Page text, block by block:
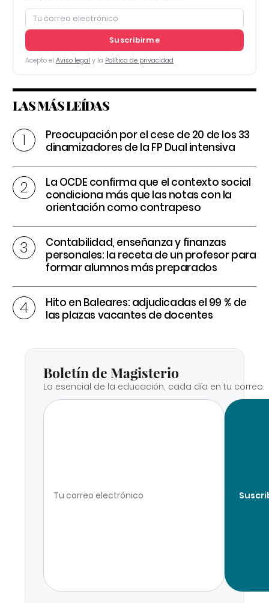
Suscribirme
Acepto el Aviso legal y la Política de privacidad
LAS MÁS LEÍDAS
Preocupación por el cese de 20 de los 33
dinamizadores de la FP Dual intensiva
La OCDE confirma que el contexto social
condiciona más que las notas con la
orientación como contrapeso
Contabilidad, enseñanza y finanzas
personales: la receta de un profesor para
formar alumnos más preparados
Hito en Baleares: adjudicadas el 99 % de
las plazas vacantes de docentes
Boletín de Magisterio
Lo esencial de la educación, cada día en tu correo.